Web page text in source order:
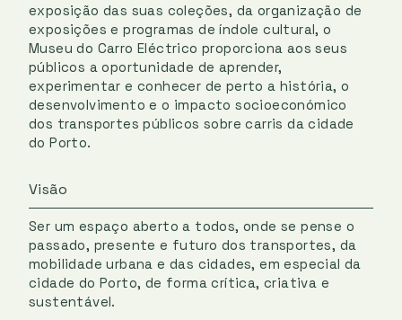
exposição das suas coleções, da organização de
exposições e programas de índole cultural, o
Museu do Carro Eléctrico proporciona aos seus
públicos a oportunidade de aprender,
experimentar e conhecer de perto a história, o
desenvolvimento e o impacto socioeconómico
dos transportes públicos sobre carris da cidade
do Porto.
Visão
Ser um espaço aberto a todos, onde se pense o
passado, presente e futuro dos transportes, da
mobilidade urbana e das cidades, em especial da
cidade do Porto, de forma crítica, criativa e
sustentável.